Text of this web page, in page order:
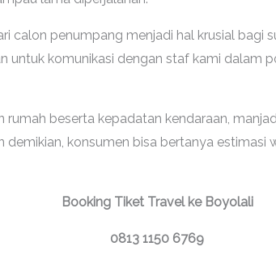
calon penumpang menjadi hal krusial bagi
untuk komunikasi dengan staf kami dalam
beserta kepadatan kendaraan,
demikian, konsumen bisa bertanya
Booking Tiket Travel ke Boyolali
0813 1150 6769